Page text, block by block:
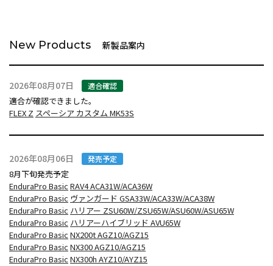
New Products 新製品案内
2026年08月07日 適合確認
適合が確認できました。
FLEX Z スペーシア カスタム MK53S
2026年08月06日 発売予定
8月下旬発売予定
EnduraPro Basic RAV4 ACA31W/ACA36W
EnduraPro Basic ヴァンガード GSA33W/ACA33W/ACA38W
EnduraPro Basic ハリアー ZSU60W/ZSU65W/ASU60W/ASU65W
EnduraPro Basic ハリアーハイブリッド AVU65W
EnduraPro Basic NX200t AGZ10/AGZ15
EnduraPro Basic NX300 AGZ10/AGZ15
EnduraPro Basic NX300h AYZ10/AYZ15